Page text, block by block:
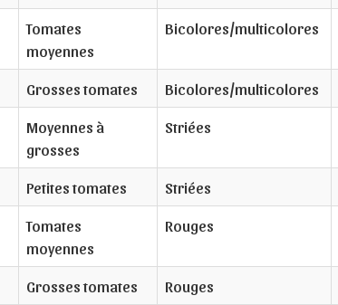
Tomates
moyennes
Bicolores/multicolores
Grosses tomates Bicolores/multicolores
Moyennes à
grosses
Striées
Petites tomates Striées
Tomates
moyennes
Rouges
Grosses tomates Rouges